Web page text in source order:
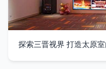
探索三晋视界 打造太原